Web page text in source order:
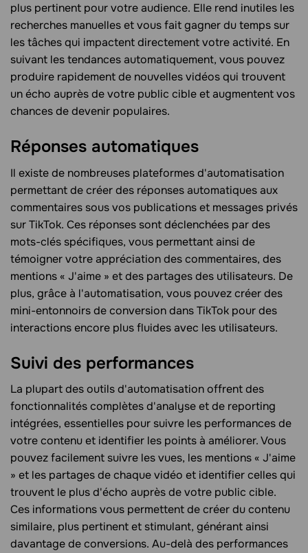
plus pertinent pour votre audience. Elle rend inutiles les
recherches manuelles et vous fait gagner du temps sur
les tâches qui impactent directement votre activité. En
suivant les tendances automatiquement, vous pouvez
produire rapidement de nouvelles vidéos qui trouvent
un écho auprès de votre public cible et augmentent vos
chances de devenir populaires.
Réponses automatiques
Il existe de nombreuses plateformes d'automatisation
permettant de créer des réponses automatiques aux
commentaires sous vos publications et messages privés
sur TikTok. Ces réponses sont déclenchées par des
mots-clés spécifiques, vous permettant ainsi de
témoigner votre appréciation des commentaires, des
mentions « J'aime » et des partages des utilisateurs. De
plus, grâce à l'automatisation, vous pouvez créer des
mini-entonnoirs de conversion dans TikTok pour des
interactions encore plus fluides avec les utilisateurs.
Suivi des performances
La plupart des outils d'automatisation offrent des
fonctionnalités complètes d'analyse et de reporting
intégrées, essentielles pour suivre les performances de
votre contenu et identifier les points à améliorer. Vous
pouvez facilement suivre les vues, les mentions « J'aime
» et les partages de chaque vidéo et identifier celles qui
trouvent le plus d'écho auprès de votre public cible.
Ces informations vous permettent de créer du contenu
similaire, plus pertinent et stimulant, générant ainsi
davantage de conversions. Au-delà des performances